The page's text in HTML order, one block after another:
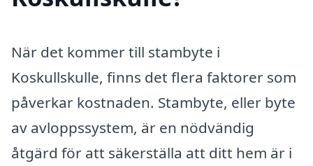
När det kommer till stambyte i
Koskullskulle, finns det flera faktorer som
påverkar kostnaden. Stambyte, eller byte
av avloppssystem, är en nödvändig
åtgärd för att säkerställa att ditt hem är i